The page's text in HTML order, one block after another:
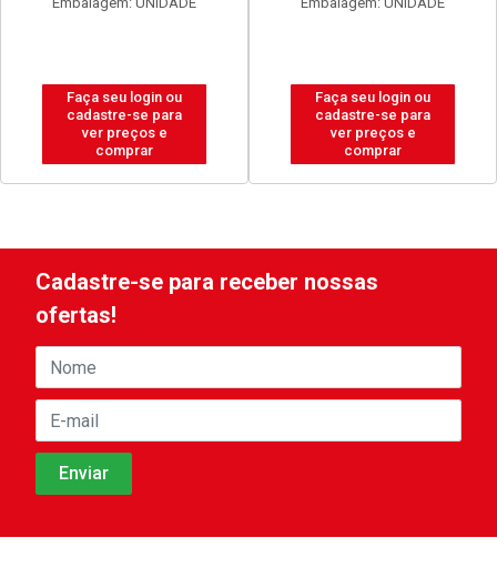
Faça seu login ou
cadastre-se para
ver preços e
comprar
Faça seu login ou
cadastre-se para
ver preços e
comprar
Cadastre-se para receber nossas
ofertas!